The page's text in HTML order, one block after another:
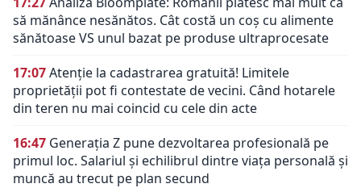
să mănânce nesănătos. Cât costă un coș cu alimente
sănătoase VS unul bazat pe produse ultraprocesate
17:07Atenție la cadastrarea gratuită! Limitele
proprietății pot fi contestate de vecini. Când hotarele
din teren nu mai coincid cu cele din acte
16:47 Generația Z pune dezvoltarea profesională pe
primul loc. Salariul și echilibrul dintre viața personală și
muncă au trecut pe plan secund